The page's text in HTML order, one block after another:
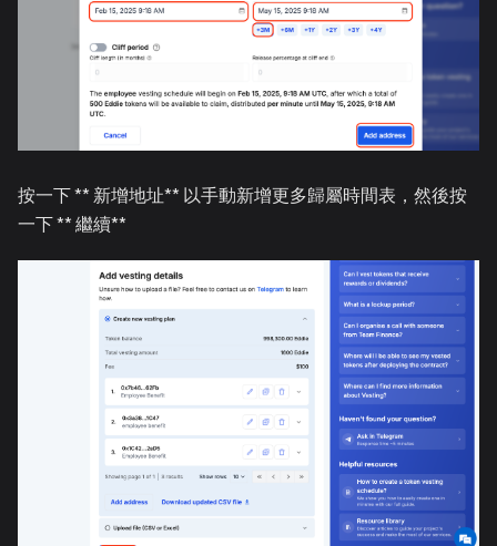
按一下 ** 新增地址** 以手動新增更多歸屬時間表，然後按
一下 ** 繼續**